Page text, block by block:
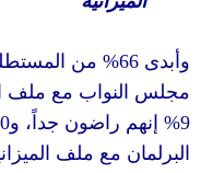
من المستطلعة
مع ملف الميزانية
جداً، و20%
أكدوا
ملف الميزانية.